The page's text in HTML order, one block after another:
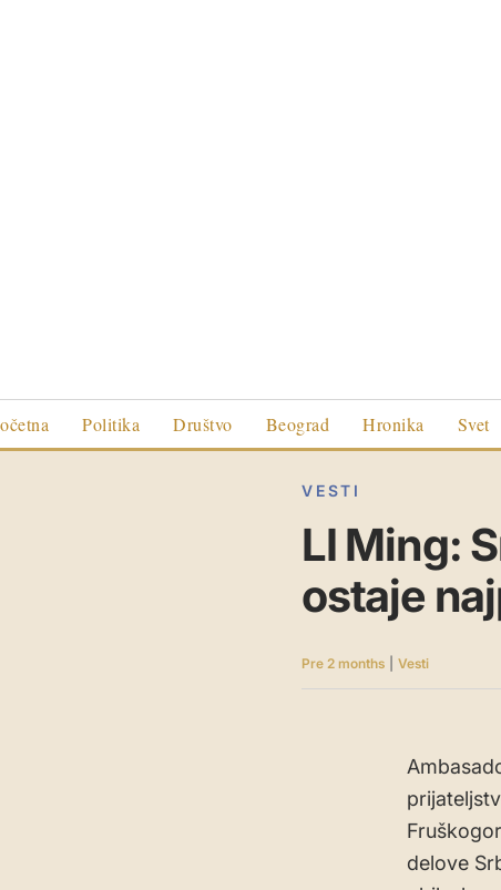
Politika Društvo Beograd Hronika Svet
VESTI
LI Ming:
ostaje
Pre 2 months Vesti
delove